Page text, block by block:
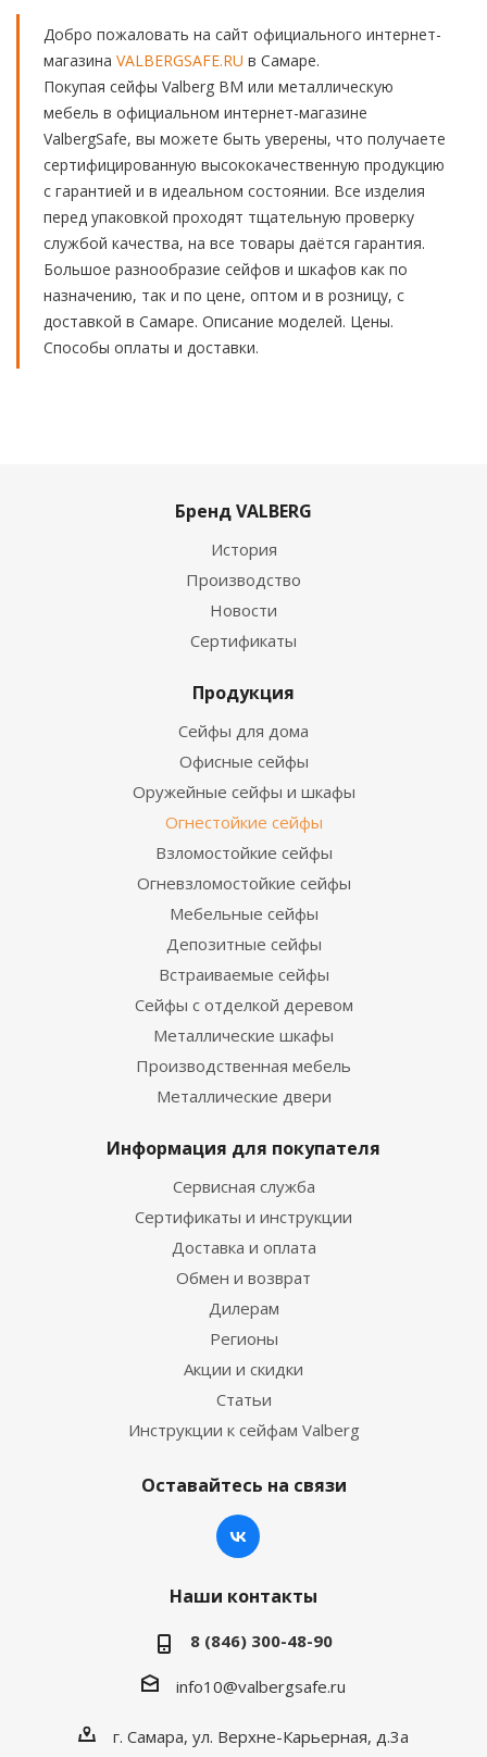
Добро пожаловать на сайт официального интернет-
магазина VALBERGSAFE.RU в Самаре.
Покупая сейфы Valberg BM или металлическую
мебель в официальном интернет-магазине
ValbergSafe, вы можете быть уверены, что получаете
сертифицированную высококачественную продукцию
с гарантией и в идеальном состоянии. Все изделия
перед упаковкой проходят тщательную проверку
службой качества, на все товары даётся гарантия.
Большое разнообразие сейфов и шкафов как по
назначению, так и по цене, оптом и в розницу, с
доставкой в Самаре. Описание моделей. Цены.
Способы оплаты и доставки.
Бренд VALBERG
История
Производство
Новости
Сертификаты
Продукция
Сейфы для дома
Офисные сейфы
Оружейные сейфы и шкафы
Огнестойкие сейфы
Взломостойкие сейфы
Огневзломостойкие сейфы
Мебельные сейфы
Депозитные сейфы
Встраиваемые сейфы
Сейфы с отделкой деревом
Металлические шкафы
Производственная мебель
Металлические двери
Информация для покупателя
Сервисная служба
Сертификаты и инструкции
Доставка и оплата
Обмен и возврат
Дилерам
Регионы
Акции и скидки
Статьи
Инструкции к сейфам Valberg
Оставайтесь на связи
Наши контакты
8 (846) 300-48-90
info10@valbergsafe.ru
г. Самара, ул. Верхне-Карьерная, д.3а